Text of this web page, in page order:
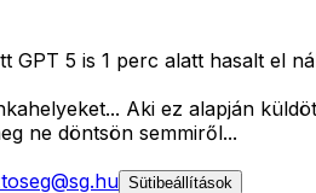
5 is 1 perc alatt hasalt el
Aki ez alapján
ne döntsön semmiről...
Sütibeállítások